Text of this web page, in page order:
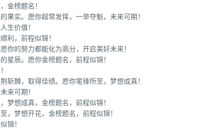
金榜题名！
实。愿你超常发挥，一举夺魁，未来可期！
生价值！
利，前程似锦！
你的努力都能化为高分，开启美好未来！
星辰。愿你金榜题名，前程似锦！
棘，取得佳绩。愿你笔锋所至，梦想成真！
来可期！
梦想成真，金榜题名，前程似锦！
，梦想开花，金榜题名，前程似锦！
锦！